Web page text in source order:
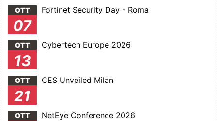
OTT
07
Fortinet Security Day - Roma
OTT
13
Cybertech Europe 2026
OTT
21
CES Unveiled Milan
OTT NetEye Conference 2026